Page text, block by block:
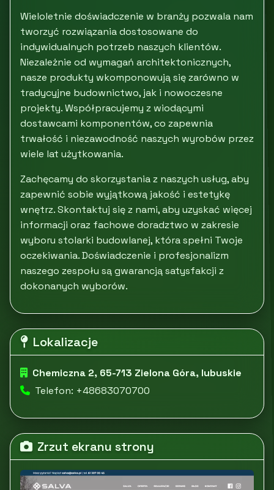
Wieloletnie doświadczenie w branży pozwala nam
tworzyć rozwiązania dostosowane do
indywidualnych potrzeb naszych klientów.
Niezależnie od wymagań architektonicznych,
nasze produkty wkomponowują się zarówno w
tradycyjne budownictwo, jak i nowoczesne
projekty. Współpracujemy z wiodącymi
dostawcami komponentów, co zapewnia
trwałość i niezawodność naszych wyrobów przez
wiele lat użytkowania.
Zachęcamy do skorzystania z naszych usług, aby
zapewnić sobie wyjątkową jakość i estetykę
wnętrz. Skontaktuj się z nami, aby uzyskać więcej
informacji oraz fachowe doradztwo w zakresie
wyboru stolarki budowlanej, która spełni Twoje
oczekiwania. Doświadczenie i profesjonalizm
naszego zespołu są gwarancją satysfakcji z
dokonanych wyborów.
Lokalizacje
Chemiczna 2, 65-713 Zielona Góra, lubuskie
Telefon: +48683070700
Zrzut ekranu strony